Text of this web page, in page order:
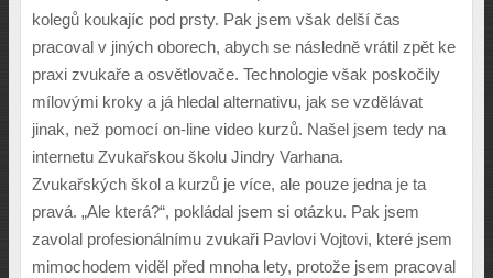
kolegů koukajíc pod prsty. Pak jsem však delší čas
pracoval v jiných oborech, abych se následně vrátil zpět ke
praxi zvukaře a osvětlovače. Technologie však poskočily
mílovými kroky a já hledal alternativu, jak se vzdělávat
jinak, než pomocí on-line video kurzů. Našel jsem tedy na
internetu Zvukařskou školu Jindry Varhana.
Zvukařských škol a kurzů je více, ale pouze jedna je ta
pravá. „Ale která?“, pokládal jsem si otázku. Pak jsem
zavolal profesionálnímu zvukaři Pavlovi Vojtovi, které jsem
mimochodem viděl před mnoha lety, protože jsem pracoval